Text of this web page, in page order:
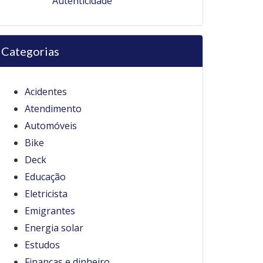
Categorias
Acidentes
Atendimento
Automóveis
Bike
Deck
Educação
Eletricista
Emigrantes
Energia solar
Estudos